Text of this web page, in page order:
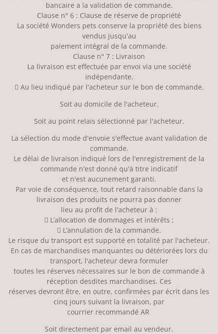
bancaire a la validation de commande.
Clause n° 6 : Clause de réserve de propriété
La société Wonders pets conserve la propriété des biens
vendus jusqu'au
paiement intégral de la commande.
Clause n° 7 : Livraison
La livraison est effectuée par envoi via une société
indépendante.
 Au lieu indiqué par l'acheteur sur le bon de commande.
Soit au domicile de l'acheteur.
Soit au point relais sélectionné par l'acheteur.
La sélection du mode d'envoie s'effectue avant validation de
commande.
Le délai de livraison indiqué lors de l'enregistrement de la
commande n'est donné qu'à titre indicatif
et n'est aucunement garanti.
Par voie de conséquence, tout retard raisonnable dans la
livraison des produits ne pourra pas donner
lieu au profit de l'acheteur à :
 L’allocation de dommages et intérêts ;
 L’annulation de la commande.
Le risque du transport est supporté en totalité par l'acheteur.
En cas de marchandises manquantes ou détériorées lors du
transport, l'acheteur devra formuler
toutes les réserves nécessaires sur le bon de commande à
réception desdites marchandises. Ces
réserves devront être, en outre, confirmées par écrit dans les
cinq jours suivant la livraison, par
courrier recommandé AR
Soit directement par email au vendeur.